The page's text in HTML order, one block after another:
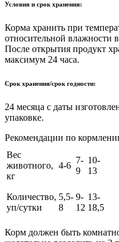
Условия и срок хранения:
Корма хранить при
относительной влажности
После открытия продукт
максимум 24 часа.
Срок хранения/срок годности:
24 месяца с даты
упаковке.
Рекомендации по
Вес
животного,
кг
4-6
7-
9
10-
13
Количество,
уп/сутки
5,5-
8
9-
12
13-
18,5
Корм должен быть